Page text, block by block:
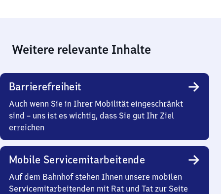
Weitere relevante Inhalte
Barrierefreiheit
Auch wenn Sie in Ihrer Mobilität eingeschränkt
sind – uns ist es wichtig, dass Sie gut Ihr Ziel
erreichen
Mobile Servicemitarbeitende
Auf dem Bahnhof stehen Ihnen unsere mobilen
Servicemitarbeitenden mit Rat und Tat zur Seite